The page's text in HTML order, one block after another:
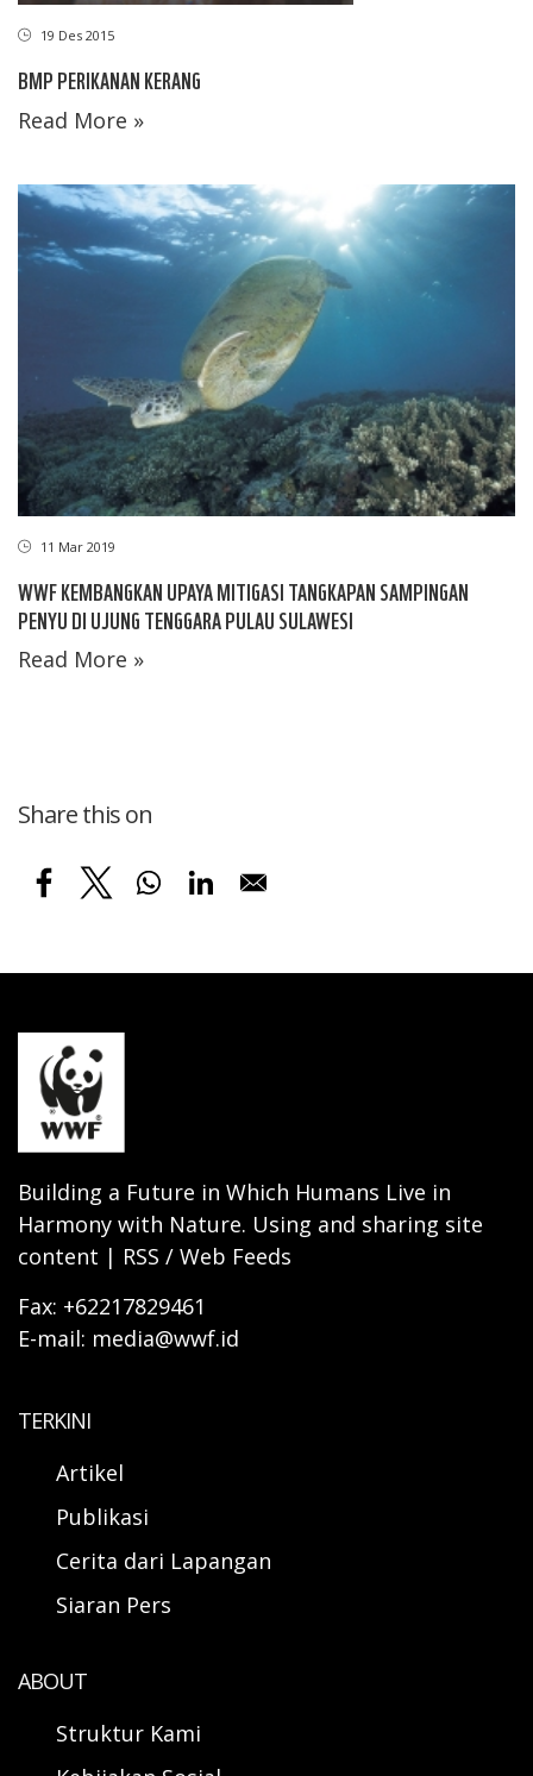
19 Des 2015
BMP PERIKANAN KERANG
Read More »
11 Mar 2019
WWF KEMBANGKAN UPAYA MITIGASI TANGKAPAN SAMPINGAN
PENYU DI UJUNG TENGGARA PULAU SULAWESI
Read More »
Share this on
Building a Future in Which Humans Live in
Harmony with Nature. Using and sharing site
content | RSS / Web Feeds
Fax: +62217829461
E-mail: media@wwf.id
TERKINI
Artikel
Publikasi
Cerita dari Lapangan
Siaran Pers
ABOUT
Struktur Kami